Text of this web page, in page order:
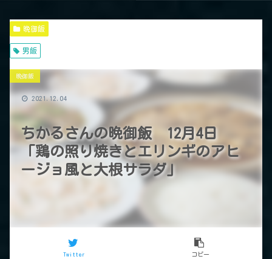
晩御飯
男飯
ちかるさんの晩御飯 12月4日
「鶏の照り焼きとエリンギのアヒ
ージョ風と大根サラダ」
晩御飯
Twitter コピー
2021.12.04